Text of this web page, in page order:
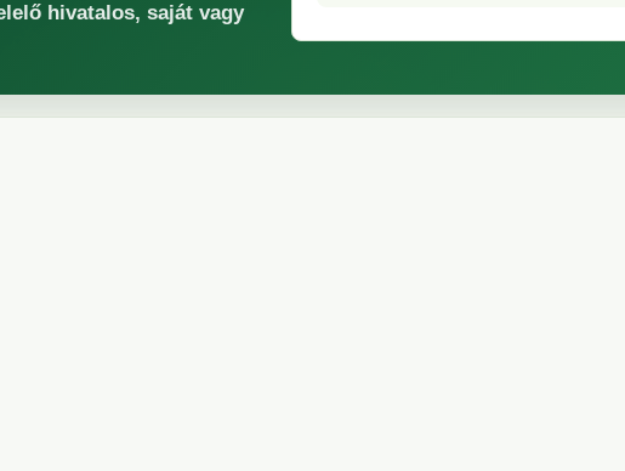
hivatalos, saját vagy